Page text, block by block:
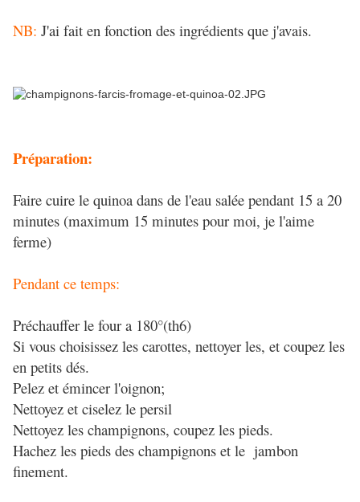
NB: J'ai fait en fonction des ingrédients que j'avais.
Préparation:
Faire cuire le quinoa dans de l'eau salée pendant 15 a 20
minutes (maximum 15 minutes pour moi, je l'aime
ferme)
Pendant ce temps:
Préchauffer le four a 180°(th6)
Si vous choisissez les carottes, nettoyer les, et coupez les
en petits dés.
Pelez et émincer l'oignon;
Nettoyez et ciselez le persil
Nettoyez les champignons, coupez les pieds.
Hachez les pieds des champignons et le jambon
finement.